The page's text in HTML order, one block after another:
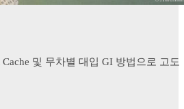
및 무차별 대입 GI 방법으로 고도